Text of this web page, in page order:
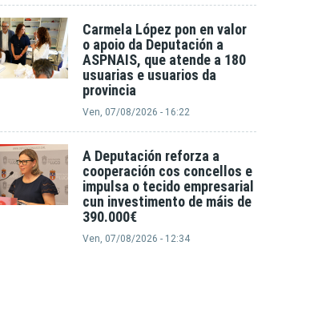
Carmela López pon en valor
o apoio da Deputación a
ASPNAIS, que atende a 180
usuarias e usuarios da
provincia
Ven, 07/08/2026 - 16:22
A Deputación reforza a
cooperación cos concellos e
impulsa o tecido empresarial
cun investimento de máis de
390.000€
Ven, 07/08/2026 - 12:34